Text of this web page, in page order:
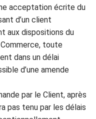
acceptation écrite du
d’un client
aux dispositions du
Commerce, toute
dans un délai
d’une amende
par le Client, après
pas tenu par les délais